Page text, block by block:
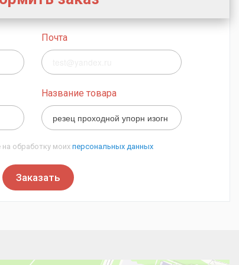
Почта
Название товара
обработку моихперсональных данных
Заказать